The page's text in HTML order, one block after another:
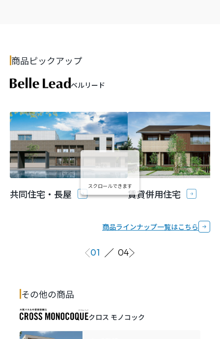
商品ピックアップ
ベルリード
共同住宅・長屋 賃貸併用住宅
スクロールできます
商品ラインナップ一覧はこちら
01 04
その他の商品
クロス モノコック